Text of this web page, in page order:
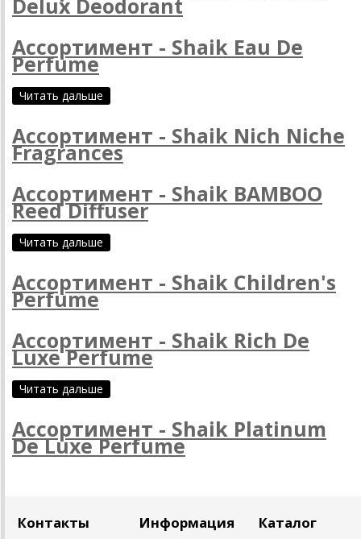
Delux Deodorant
Ассортимент - Shaik Eau De
Perfume
Читать дальше
Ассортимент - Shaik Nich Niche
Fragrances
Ассортимент - Shaik BAMBOO
Reed Diffuser
Читать дальше
Ассортимент - Shaik Children's
Perfume
Ассортимент - Shaik Rich De
Luxe Perfume
Читать дальше
Ассортимент - Shaik Platinum
De Luxe Perfume
Контакты Информация Каталог